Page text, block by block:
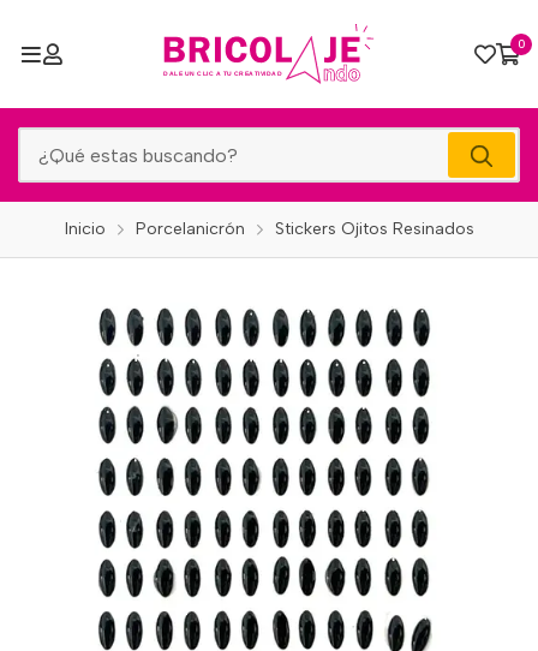
0
Inicio Porcelanicrón Stickers Ojitos Resinados